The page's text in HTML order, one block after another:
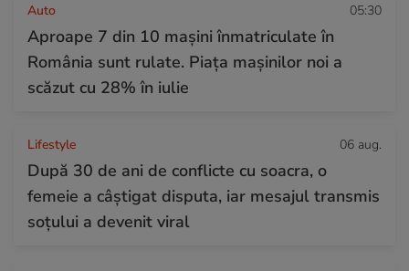
Auto 05:30
Aproape 7 din 10 mașini înmatriculate în
România sunt rulate. Piața mașinilor noi a
scăzut cu 28% în iulie
Lifestyle 06 aug.
După 30 de ani de conflicte cu soacra, o
femeie a câștigat disputa, iar mesajul transmis
soțului a devenit viral